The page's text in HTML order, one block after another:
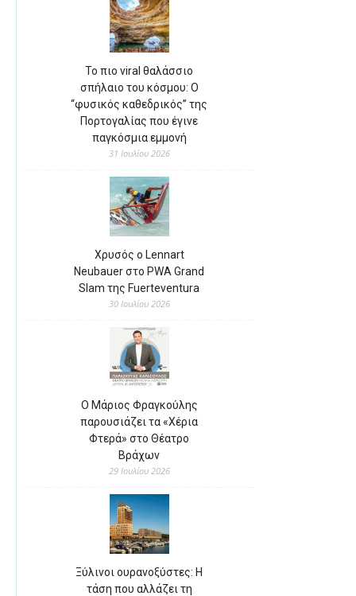
Το πιο viral θαλάσσιο
σπήλαιο του κόσμου: Ο
“φυσικός καθεδρικός” της
Πορτογαλίας που έγινε
παγκόσμια εμμονή
31 Ιουλίου 2026
Χρυσός ο Lennart
Neubauer στο PWA Grand
Slam της Fuerteventura
30 Ιουλίου 2026
Ο Μάριος Φραγκούλης
παρουσιάζει τα «Χέρια
Φτερά» στο Θέατρο
Βράχων
29 Ιουλίου 2026
Ξύλινοι ουρανοξύστες: Η
τάση που αλλάζει τη